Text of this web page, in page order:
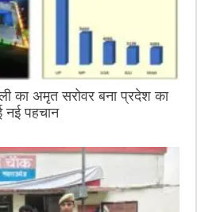
का अमृत सरोवर बना प्रदेश का
नई पहचान